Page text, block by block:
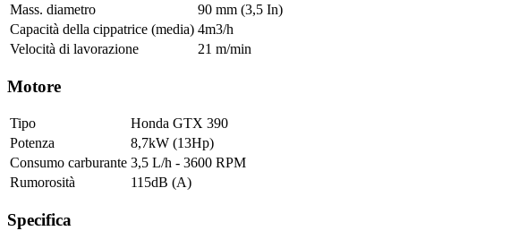
Mass. diametro
90 mm (3,5 In)
Capacità della cippatrice (media) 4m3/h
Velocità di lavorazione
21 m/min
Motore
Tipo
Honda GTX 390
Potenza
8,7kW (13Hp)
Consumo carburante 3,5 L/h - 3600 RPM
Rumorosità
115dB (A)
Specifica